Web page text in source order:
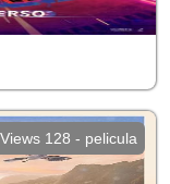
Views 128 - pelicula